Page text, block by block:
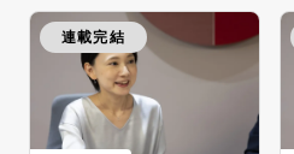
連載完結